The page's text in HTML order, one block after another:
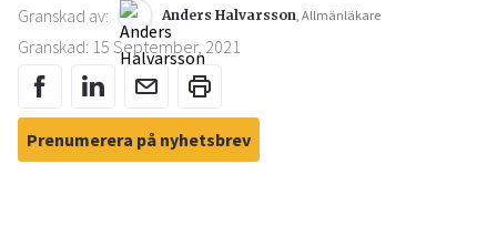
Granskad av: Anders Halvarsson, Allmänläkare
Granskad: 15 September, 2021
Prenumerera på nyhetsbrev